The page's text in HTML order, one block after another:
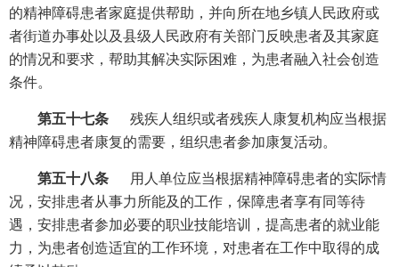
的精神障碍患者家庭提供帮助，并向所在地乡镇人民政府或
者街道办事处以及县级人民政府有关部门反映患者及其家庭
的情况和要求，帮助其解决实际困难，为患者融入社会创造
条件。
第五十七条
残疾人组织或者残疾人康复机构应当根据
精神障碍患者康复的需要，组织患者参加康复活动。
第五十八条
用人单位应当根据精神障碍患者的实际情
况，安排患者从事力所能及的工作，保障患者享有同等待
遇，安排患者参加必要的职业技能培训，提高患者的就业能
力，为患者创造适宜的工作环境，对患者在工作中取得的成